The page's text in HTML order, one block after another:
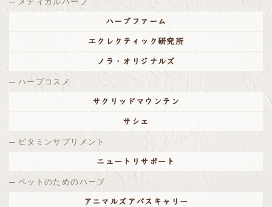
ハーブファーム
エクレクティック研究所
ノラ・オリジナルズ
ハーブコスメ
サクリッドマウンテン
サシェ
ビタミンサプリメント
ニュートリサポート
ペットのためのハーブ
アニマルズアパスキャリー